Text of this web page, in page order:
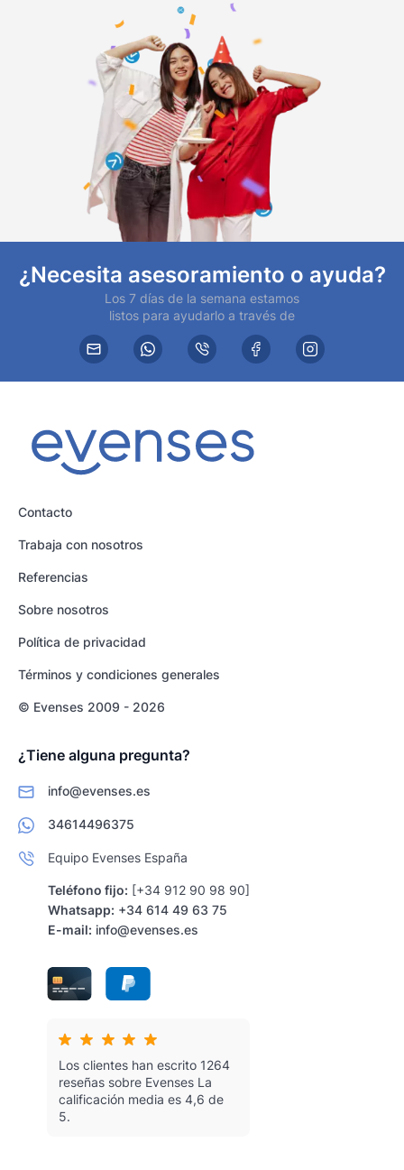
¿Necesita asesoramiento o ayuda?
Los 7 días de la semana estamos
listos para ayudarlo a través de
Contacto
Trabaja con nosotros
Referencias
Sobre nosotros
Política de privacidad
Términos y condiciones generales
© Evenses 2009 - 2026
¿Tiene alguna pregunta?
info@evenses.es
34614496375
Equipo Evenses España
Teléfono fijo: [+34 912 90 98 90]
Whatsapp: +34 614 49 63 75
E-mail: info@evenses.es
Los clientes han escrito 1264
reseñas sobre Evenses La
calificación media es 4,6 de
5.